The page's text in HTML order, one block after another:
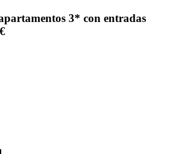
3* con entradas